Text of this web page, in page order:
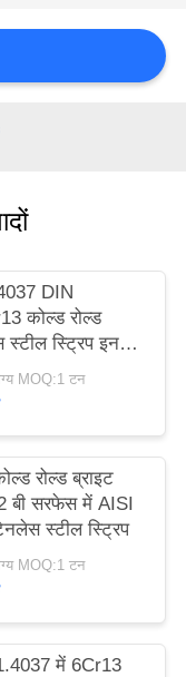
DIN
कोल्ड रोल्ड
स्ट्रिप इन
MOQ:1 टन
रोल्ड ब्राइट
बी सरफेस में AISI
स्टील स्ट्रिप
MOQ:1 टन
में 6Cr13